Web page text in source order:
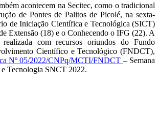
acontecem na Secitec, como o tradicional
de Pontes de Palitos de Picolé, na sexta-
de Iniciação Científica e Tecnológica (SICT)
Extensão (18) e o Conhecendo o IFG (22). A
realizada com recursos oriundos do Fundo
Científico e Tecnológico (FNDCT),
Nº 05/2022/CNPq/MCTI/FNDCT – Semana
Tecnologia SNCT 2022.